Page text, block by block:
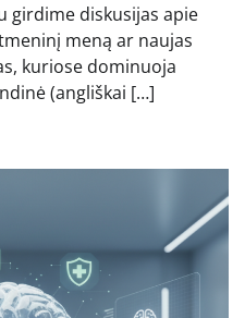
girdime diskusijas apie
meną ar naujas
kuriose dominuoja
(angliškai […]